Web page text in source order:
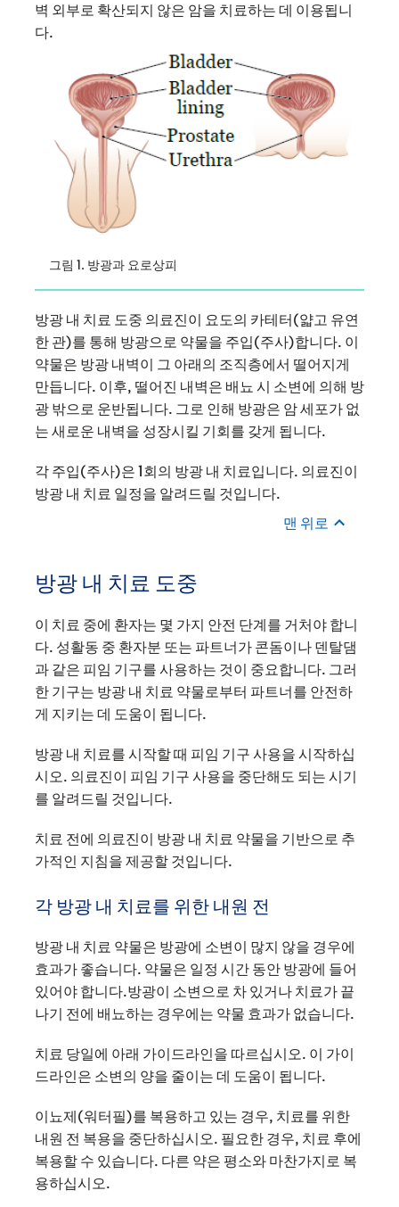
벽 외부로 확산되지 않은 암을 치료하는 데 이용됩니
다.
그림 1. 방광과 요로상피
방광 내 치료 도중 의료진이 요도의 카테터(얇고 유연
한 관)를 통해 방광으로 약물을 주입(주사)합니다. 이
약물은 방광 내벽이 그 아래의 조직층에서 떨어지게
만듭니다. 이후, 떨어진 내벽은 배뇨 시 소변에 의해 방
광 밖으로 운반됩니다. 그로 인해 방광은 암 세포가 없
는 새로운 내벽을 성장시킬 기회를 갖게 됩니다.
각 주입(주사)은 1회의 방광 내 치료입니다. 의료진이
방광 내 치료 일정을 알려드릴 것입니다.
맨 위로
방광 내 치료 도중
이 치료 중에 환자는 몇 가지 안전 단계를 거처야 합니
다. 성활동 중 환자분 또는 파트너가 콘돔이나 덴탈댐
과 같은 피임 기구를 사용하는 것이 중요합니다. 그러
한 기구는 방광 내 치료 약물로부터 파트너를 안전하
게 지키는 데 도움이 됩니다.
방광 내 치료를 시작할 때 피임 기구 사용을 시작하십
시오. 의료진이 피임 기구 사용을 중단해도 되는 시기
를 알려드릴 것입니다.
치료 전에 의료진이 방광 내 치료 약물을 기반으로 추
가적인 지침을 제공할 것입니다.
각 방광 내 치료를 위한 내원 전
방광 내 치료 약물은 방광에 소변이 많지 않을 경우에
효과가 좋습니다. 약물은 일정 시간 동안 방광에 들어
있어야 합니다.방광이 소변으로 차 있거나 치료가 끝
나기 전에 배뇨하는 경우에는 약물 효과가 없습니다.
치료 당일에 아래 가이드라인을 따르십시오. 이 가이
드라인은 소변의 양을 줄이는 데 도움이 됩니다.
이뇨제(워터필)를 복용하고 있는 경우, 치료를 위한
내원 전 복용을 중단하십시오. 필요한 경우, 치료 후에
복용할 수 있습니다. 다른 약은 평소와 마찬가지로 복
용하십시오.